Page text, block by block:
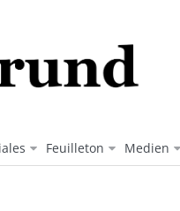
Feuilleton Medien